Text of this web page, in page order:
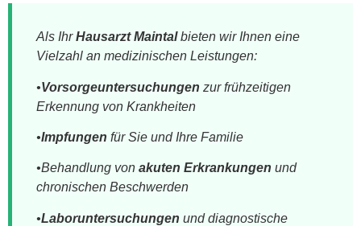
Als IhrHausarzt Maintalbieten wir Ihnen eine
Vielzahl an medizinischen Leistungen:
•Vorsorgeuntersuchungen zur frühzeitigen
Erkennung von Krankheiten
•Impfungen für Sie und Ihre Familie
•Behandlung von akuten Erkrankungen und
chronischen Beschwerden
•Laboruntersuchungen und diagnostische